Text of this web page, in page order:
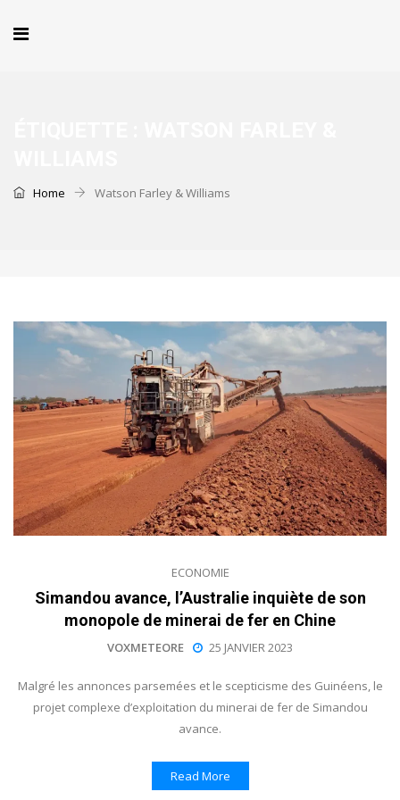
Home Watson Farley & Williams
ECONOMIE
Simandou avance, l’Australie inquiète de son
monopole de minerai de fer en Chine
VOXMETEORE 25 JANVIER 2023
Malgré les annonces parsemées et le scepticisme des Guinéens, le
projet complexe d’exploitation du minerai de fer de Simandou
avance.
Read More